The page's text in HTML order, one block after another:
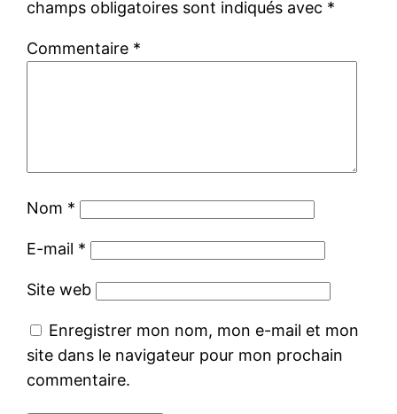
champs obligatoires sont indiqués avec *
Commentaire *
Nom *
E-mail *
Site web
Enregistrer mon nom, mon e-mail et mon
site dans le navigateur pour mon prochain
commentaire.